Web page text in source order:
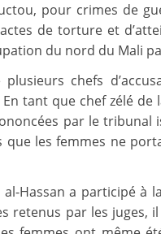
pour crimes de
de torture et
du nord du Mali
chefs
tant que chef zélé de
par le tribunal
les femmes ne
Hassan a participé à
retenus par les juges,